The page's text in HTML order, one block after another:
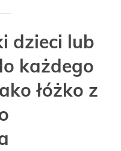
dzieci lub
każdego
łóżko z